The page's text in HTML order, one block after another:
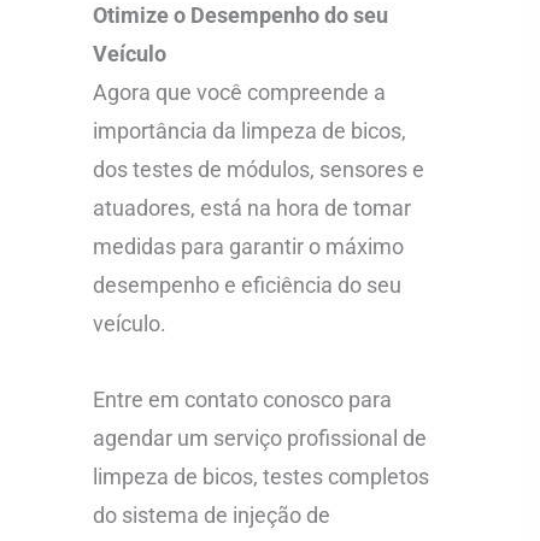
Otimize o Desempenho do seu
Veículo
Agora que você compreende a
importância da limpeza de bicos,
dos testes de módulos, sensores e
atuadores, está na hora de tomar
medidas para garantir o máximo
desempenho e eficiência do seu
veículo.
Entre em contato conosco para
agendar um serviço profissional de
limpeza de bicos, testes completos
do sistema de injeção de